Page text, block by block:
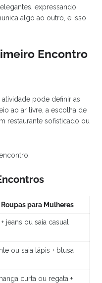
expressando
algo ao outro, e isso
Encontro
pode definir as
ao ar livre, a escolha de
restaurante sofisticado ou
para Mulheres
jeans ou saia casual
ou saia lápis + blusa
curta ou regata +